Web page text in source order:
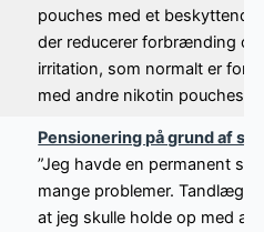
pouches med et beskyttende
der reducerer forbrænding og
irritation, som normalt er
med andre nikotin pouches. ”
Pensionering på grund af
”Jeg havde en permanent
mange problemer.
at jeg skulle holde op med at